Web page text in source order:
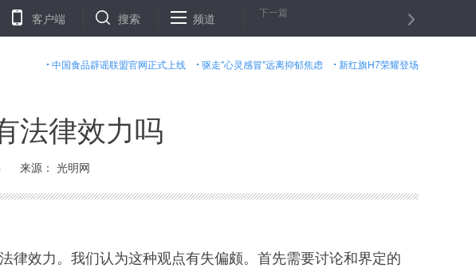
七十一次主席会议 俞正声主持 我国宪法为何有序言 24小时国内要闻TOP10：北京至
客户端 搜索 频道 下一篇
中国食品辟谣联盟官网正式上线 驱走"心灵感冒"远离抑郁焦虑 新红旗H7荣耀登场
法律效力吗
来源： 光明网
效力。我们认为这种观点有失偏颇。首先需要讨论和界定的